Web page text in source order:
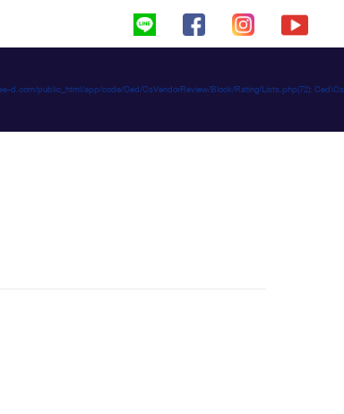
public_html/app/code/Ced/CsVendorReview/Block/Rating/Lists.php(72):